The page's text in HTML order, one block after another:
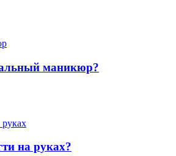
маникюр?
на руках?